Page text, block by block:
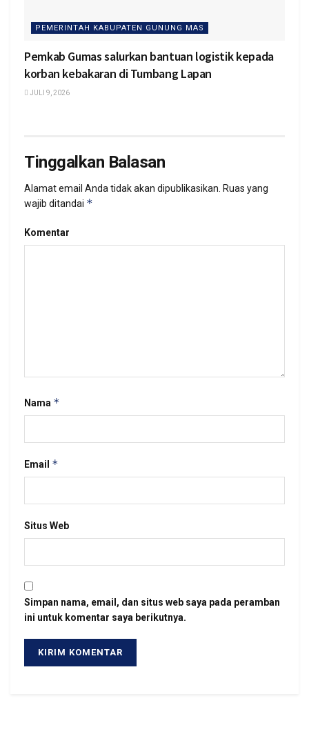
PEMERINTAH KABUPATEN GUNUNG MAS
Pemkab Gumas salurkan bantuan logistik kepada
korban kebakaran di Tumbang Lapan
JULI 9, 2026
Tinggalkan Balasan
Alamat email Anda tidak akan dipublikasikan. Ruas yang
wajib ditandai *
Komentar
Nama *
Email *
Situs Web
Simpan nama, email, dan situs web saya pada peramban
ini untuk komentar saya berikutnya.